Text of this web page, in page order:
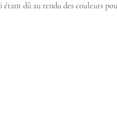
dû au rendu des couleurs